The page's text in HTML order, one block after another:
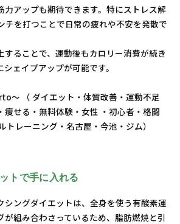
力アップも期待できます。特にストレス解
チを打つことで日常の疲れや不安を発散で
することで、運動後もカロリー消費が続き
ェイプアップが可能です。
～ （ ダイエット・体質改善・運動不足
痩せる・無料体験・女性 ・初心者・格闘
トレーニング・名古屋・今池・ジム）
トで手に入れる
シングダイエットは、全身を使う有酸素運
が組み合わさっているため、脂肪燃焼と引